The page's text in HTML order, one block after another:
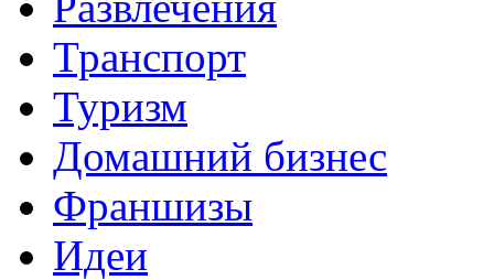
Транспорт
Туризм
Домашний бизнес
Франшизы
Идеи